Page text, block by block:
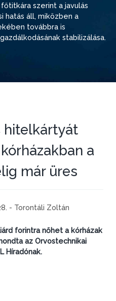
szerint a javulás
hatás áll, miközben a
továbbra is
stabilizálása.
hitelkártyát
a
már üres
- Torontáli Zoltán
forintra nőhet a kórházak
az Orvostechnikai
Híradónak.